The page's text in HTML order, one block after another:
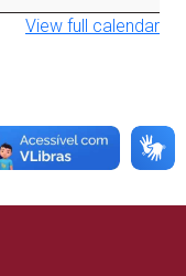
View full calendar